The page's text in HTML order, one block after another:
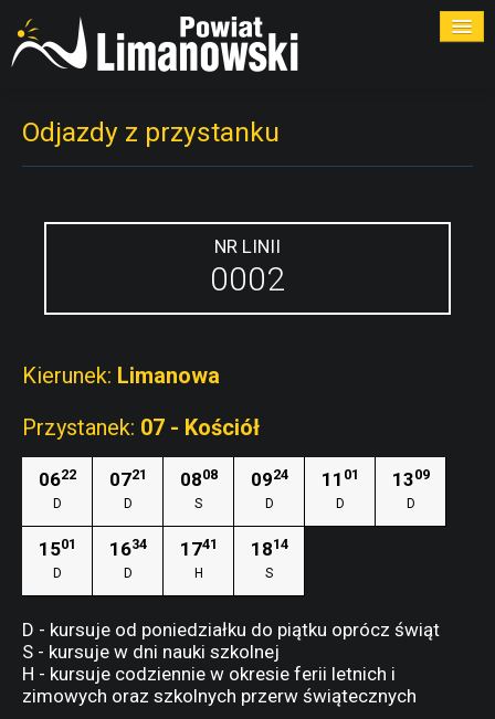
PRZYSTANKI
PRZEWOŹNICY
Odjazdy z przystanku
NR LINII
0002
Kierunek: Limanowa
Przystanek: 07 - Kościół
0622
D
0721
D
0808
S
0924
D
11 01
D
1309
D
1501
D
1634
D
1741
H
1814
S
D - kursuje od poniedziałku do piątku oprócz świąt
S - kursuje w dni nauki szkolnej
H - kursuje codziennie w okresie ferii letnich i
zimowych oraz szkolnych przerw świątecznych